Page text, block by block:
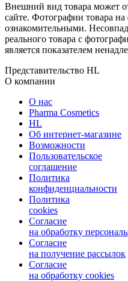
Внешний вид товара может
сайте. Фотографии товара на
ознакомительными.
реального товара с
является показателем
Представительство HL
О компании
О нас
Pharma Cosmetics
HL
Об интернет-магазине
Возможности
Пользовательское
соглашение
Политика
конфиденциальности
Политика
cookies
Согласие
на обработку
Согласие
на получение рассылок
Согласие
на обработку cookies